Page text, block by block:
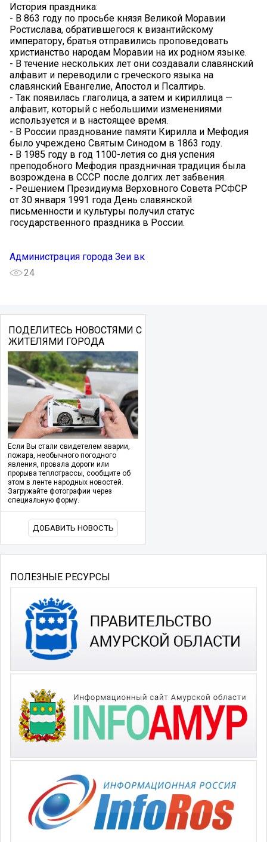
История праздника:
- В 863 году по просьбе князя Великой Моравии
Ростислава, обратившегося к византийскому
императору, братья отправились проповедовать
христианство народам Моравии на их родном языке.
- В течение нескольких лет они создавали славянский
алфавит и переводили с греческого языка на
славянский Евангелие, Апостол и Псалтирь.
- Так появилась глаголица, а затем и кириллица —
алфавит, который с небольшими изменениями
используется и в настоящее время.
- В России празднование памяти Кирилла и Мефодия
было учреждено Святым Синодом в 1863 году.
- В 1985 году в год 1100-летия со дня успения
преподобного Мефодия праздничная традиция была
возрождена в СССР после долгих лет забвения.
- Решением Президиума Верховного Совета РСФСР
от 30 января 1991 года День славянской
письменности и культуры получил статус
государственного праздника в России.
Администрация города Зеи вк
24
ПОДЕЛИТЕСЬ НОВОСТЯМИ С
ЖИТЕЛЯМИ ГОРОДА
Если Вы стали свидетелем аварии,
пожара, необычного погодного
явления, провала дороги или
прорыва теплотрассы, сообщите об
этом в ленте народных новостей.
Загружайте фотографии через
специальную форму.
ДОБАВИТЬ НОВОСТЬ
ПОЛЕЗНЫЕ РЕСУРСЫ